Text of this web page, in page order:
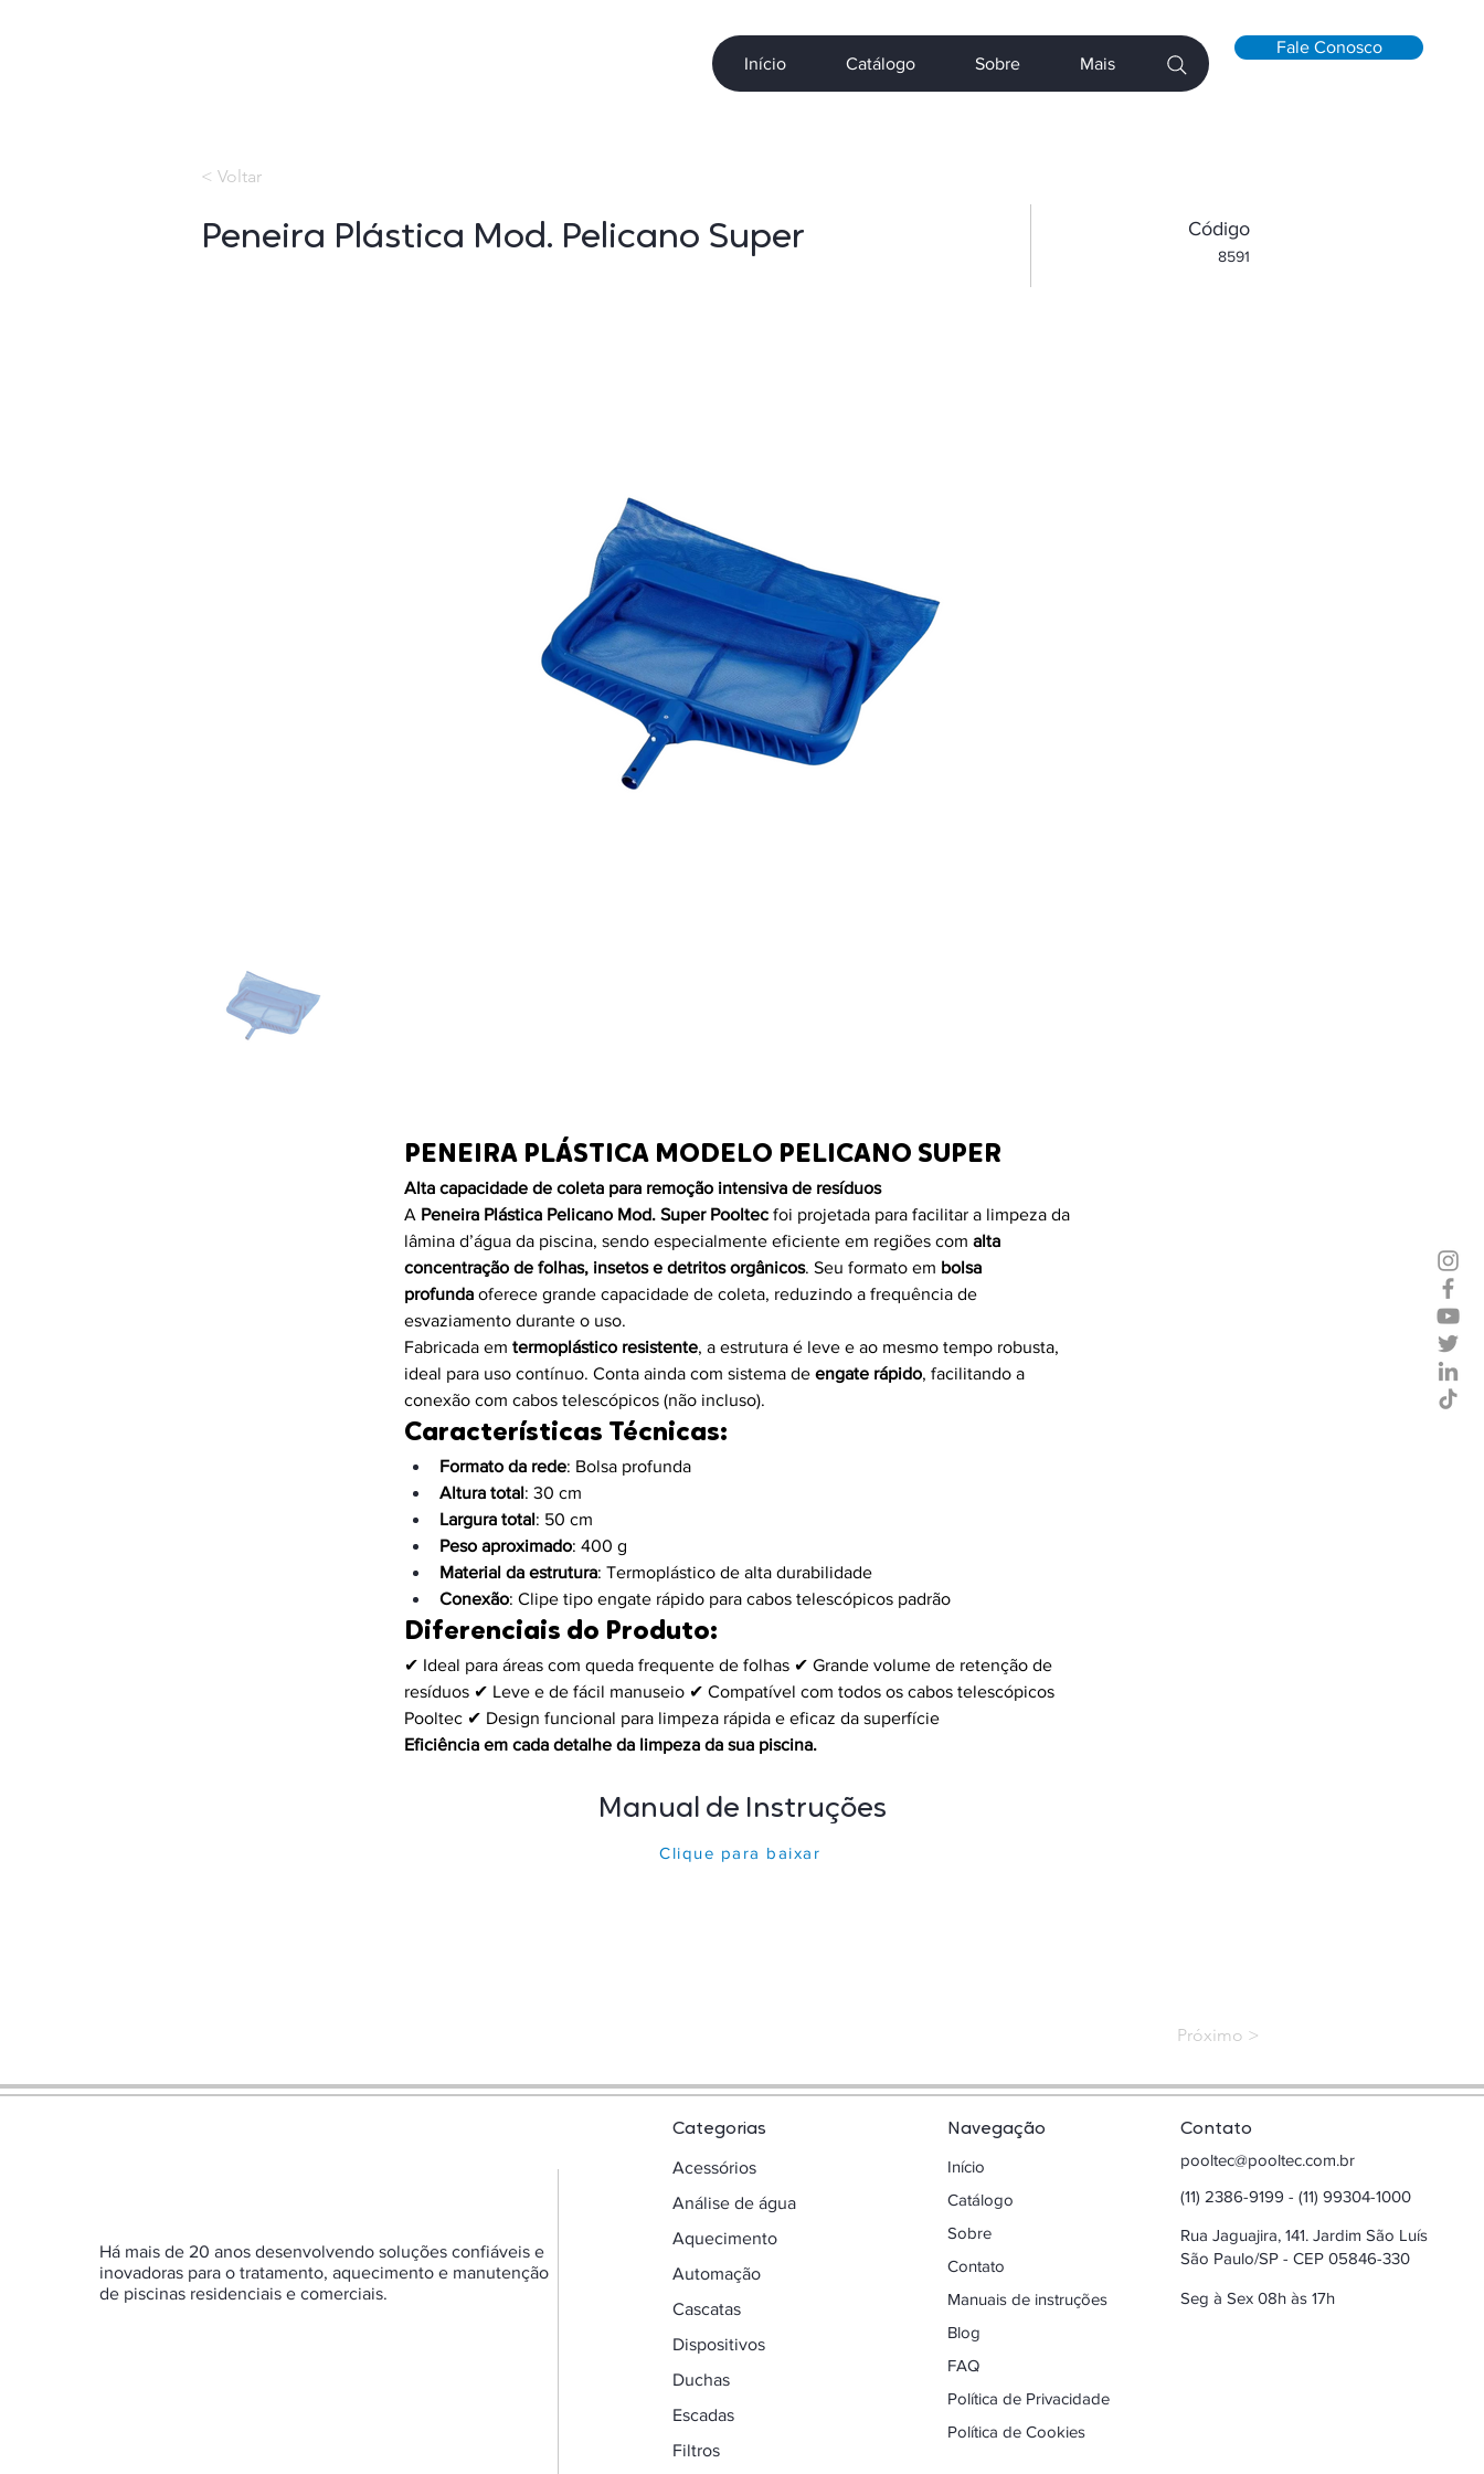
Início Catálogo Sobre Mais
Fale Conosco
< Voltar
Peneira Plástica Mod. Pelicano Super ​Código
8591
PENEIRA PLÁSTICA MODELO PELICANO SUPER
Alta capacidade de coleta para remoção intensiva de resíduos
A Peneira Plástica Pelicano Mod. Super Pooltec foi projetada para facilitar a limpeza da
lâmina d’água da piscina, sendo especialmente eficiente em regiões com alta
concentração de folhas, insetos e detritos orgânicos. Seu formato em bolsa
profunda oferece grande capacidade de coleta, reduzindo a frequência de
esvaziamento durante o uso.
Fabricada em termoplástico resistente, a estrutura é leve e ao mesmo tempo robusta,
ideal para uso contínuo. Conta ainda com sistema de engate rápido, facilitando a
conexão com cabos telescópicos (não incluso).
Características Técnicas:
Formato da rede: Bolsa profunda
Altura total: 30 cm
Largura total: 50 cm
Peso aproximado: 400 g
Material da estrutura: Termoplástico de alta durabilidade
Conexão: Clipe tipo engate rápido para cabos telescópicos padrão
Diferenciais do Produto:
✔ Ideal para áreas com queda frequente de folhas ✔ Grande volume de retenção de
resíduos ✔ Leve e de fácil manuseio ✔ Compatível com todos os cabos telescópicos
Pooltec ✔ Design funcional para limpeza rápida e eficaz da superfície
Eficiência em cada detalhe da limpeza da sua piscina.
Manual de Instruções
Clique para baixar
< Próximo
Há mais de 20 anos desenvolvendo soluções confiáveis e
inovadoras para o tratamento, aquecimento e manutenção
de piscinas residenciais e comerciais.
Categorias
Acessórios
Análise de água
Aquecimento
Automação
Cascatas
Dispositivos
Duchas
Escadas
Filtros
Navegação
Início
Catálogo
Sobre
Contato
Manuais de instruções
Blog
FAQ
Política de Privacidade
Política de Cookies
Contato
pooltec@pooltec.com.br
(11) 2386-9199 - (11) 99304-1000
Rua Jaguajira, 141. Jardim São Luís
São Paulo/SP - CEP 05846-330
Seg à Sex 08h às 17h